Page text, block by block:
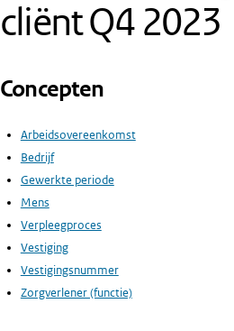
cliënt Q4 2023
Concepten
Arbeidsovereenkomst
Bedrijf
Gewerkte periode
Mens
Verpleegproces
Vestiging
Vestigingsnummer
Zorgverlener (functie)